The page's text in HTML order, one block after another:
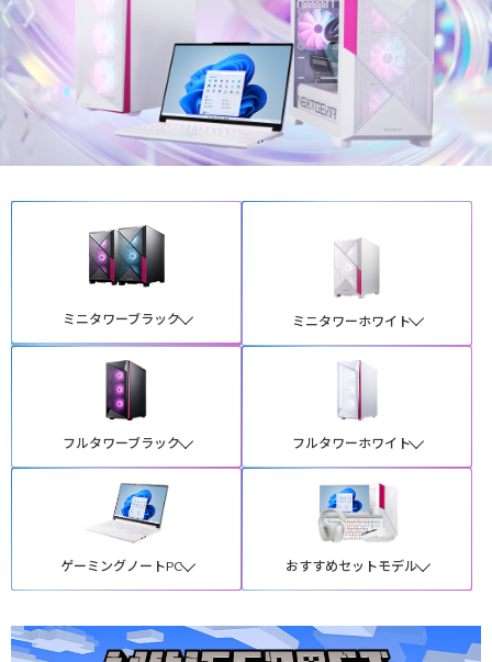
ミニタワーブラック ミニタワーホワイト
フルタワーブラック フルタワーホワイト
ゲーミングノートPC おすすめセットモデル